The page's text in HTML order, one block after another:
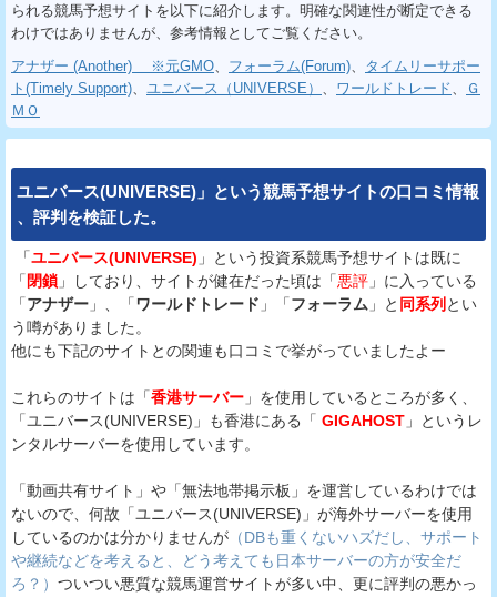
られる競馬予想サイトを以下に紹介します。明確な関連性が断定できる
わけではありませんが、参考情報としてご覧ください。
アナザー (Another) ※元GMO
フォーラム(Forum)
タイムリーサポー
ト(Timely Support)
ユニバース（UNIVERSE） ワールドトレード
Ｇ
ＭＯ
ユニバース(UNIVERSE) 」という競馬予想サイトの口コミ情報
、 評判 を検証した。
「ユニバース(UNIVERSE) 」という投資系競馬予想サイトは既に
「 閉鎖 」しており、サイトが健在だった頃は「悪評 」に入っている
「アナザー 」、「 ワールドトレード 」「フォーラム 」と 同系列 とい
う噂がありました。
他にも下記のサイトとの関連も口コミで挙がっていましたよー
これらのサイトは「香港サーバー 」を使用しているところが多く、
「ユニバース(UNIVERSE)」も香港にある「 GIGAHOST 」というレ
ンタルサーバーを使用しています。
「動画共有サイト」や「無法地帯掲示板」を運営しているわけでは
ないので、何故「ユニバース(UNIVERSE)」が海外サーバーを使用
しているのかは分かりませんが （DBも重くないハズだし、サポート
や継続などを考えると、どう考えても日本サーバーの方が安全だ
ろ？） ついつい悪質な競馬運営サイトが多い中、更に評判の悪かっ